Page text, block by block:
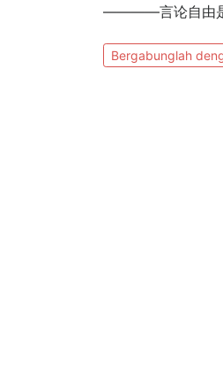
————言论自由是
Bergabunglah